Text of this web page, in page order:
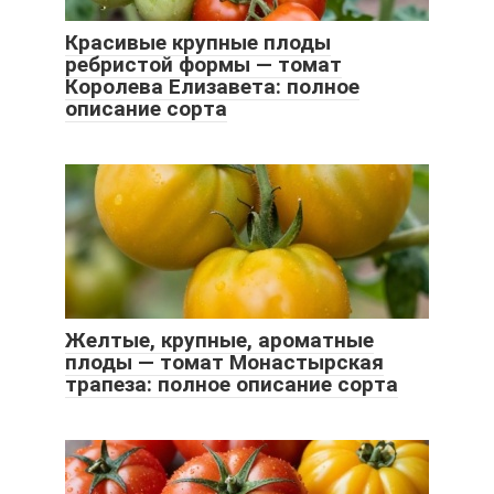
Красивые крупные плоды
ребристой формы — томат
Королева Елизавета: полное
описание сорта
Желтые, крупные, ароматные
плоды — томат Монастырская
трапеза: полное описание сорта